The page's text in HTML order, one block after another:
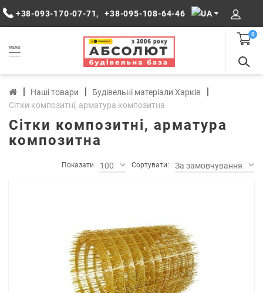
+38-093-170-07-71, +38-095-108-64-46
MENU
0
Наші товари
Будівельні матеріали Харків
Сітки композитні, арматура композитна
Сітки композитні, арматура
композитна
Показати 100 Сортувати: За замовчуванням